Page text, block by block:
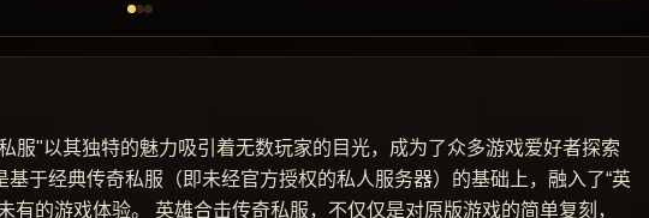
服"以其独特的魅力吸引着无数玩家的目光，成为了众多游戏爱好者探索
于经典传奇私服（即未经官方授权的私人服务器）的基础上，融入了“英
有的游戏体验。 英雄合击传奇私服，不仅仅是对原版游戏的简单复刻，